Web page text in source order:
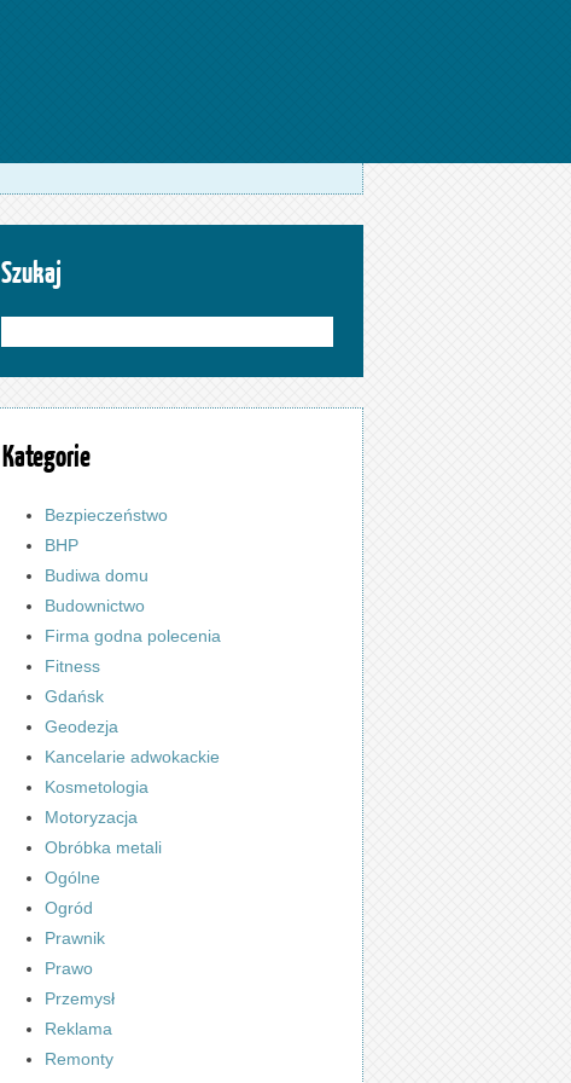
Szukaj
Kategorie
Bezpieczeństwo
BHP
Budiwa domu
Budownictwo
Firma godna polecenia
Fitness
Gdańsk
Geodezja
Kancelarie adwokackie
Kosmetologia
Motoryzacja
Obróbka metali
Ogólne
Ogród
Prawnik
Prawo
Przemysł
Reklama
Remonty